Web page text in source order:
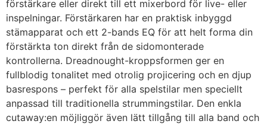
förstärkare eller direkt till ett mixerbord för live- eller
inspelningar. Förstärkaren har en praktisk inbyggd
stämapparat och ett 2-bands EQ för att helt forma din
förstärkta ton direkt från de sidomonterade
kontrollerna. Dreadnought-kroppsformen ger en
fullblodig tonalitet med otrolig projicering och en djup
basrespons – perfekt för alla spelstilar men speciellt
anpassad till traditionella strummingstilar. Den enkla
cutaway:en möjliggör även lätt tillgång till alla band och